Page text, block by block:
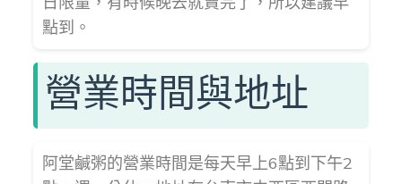
點到。
營業時間與地址
阿堂鹹粥的營業時間是每天早上6點到下午2